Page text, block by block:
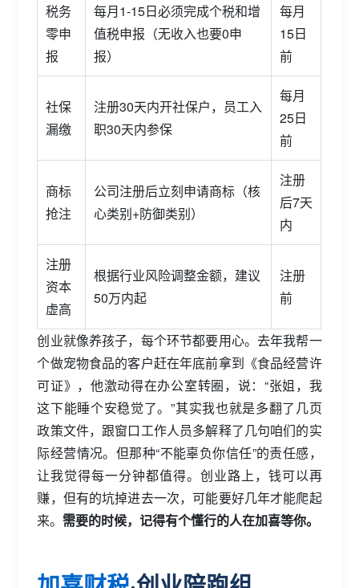
税务
零申
报
每月1-15日必须完成个税和增
值税申报（无收入也要0申
报）
每月
15日
前
社保
漏缴
注册30天内开社保户，员工入
职30天内参保
每月
25日
前
商标
抢注
公司注册后立刻申请商标（核
心类别+防御类别）
注册
后7天
内
注册
资本
虚高
根据行业风险调整金额，建议
50万内起
注册
前
创业就像养孩子，每个环节都要用心。去年我帮一
个做宠物食品的客户赶在年底前拿到《食品经营许
可证》，他激动得在办公室转圈，说：“张姐，我
这下能睡个安稳觉了。”其实我也就是多翻了几页
政策文件，跟窗口工作人员多解释了几句咱们的实
际经营情况。但那种“不能辜负你信任”的责任感，
让我觉得每一分钟都值得。创业路上，钱可以再
赚，但有的坑掉进去一次，可能要好几年才能爬起
来。 需要的时候，记得有个懂行的人在加喜等你。